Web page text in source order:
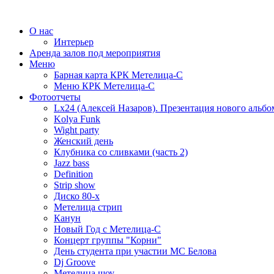
О нас
Интерьер
Аренда залов под мероприятия
Меню
Барная карта КРК Метелица-С
Меню КРК Метелица-С
Фотоотчеты
Lx24 (Алексей Назаров). Презентация нового
Kolya Funk
Wight party
Женский день
Клубника со сливками (часть 2)
Jazz bass
Definition
Strip show
Диско 80-х
Метелица стрип
Канун
Новый Год с Метелица-С
Концерт группы "Корни"
День студента при участии МС Белова
Dj Groove